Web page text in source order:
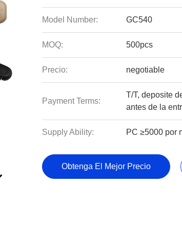
Model Number: GC540
MOQ: 500pcs
Precio: negotiable
Payment Terms:
T/T, deposite
antes de la
Supply Ability: PC ≥5000 por
Obtenga El Mejor Precio